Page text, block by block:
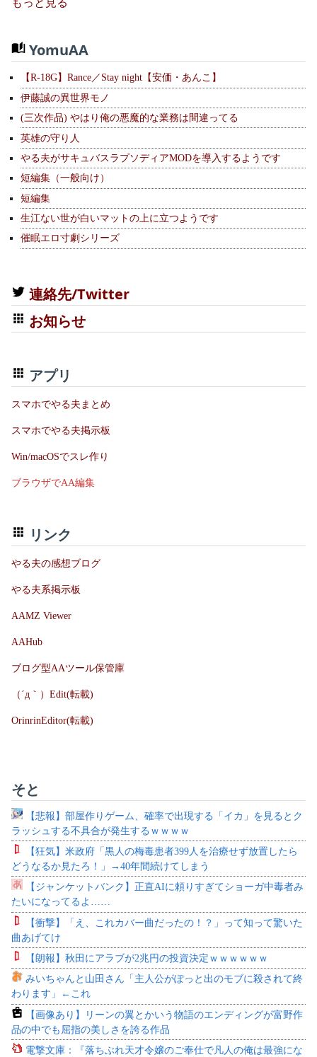
もっと見る
YomuAA
【R-18G】Rance／Stay night【安価・あんこ】
伊藤誠の異世界モノ
(三次作品) やはり俺の悪魔的な業務は間違ってる
英雄の守り人
やる夫がサキュバスラプソディアMODを導入するようです
短編集（一般向け）
短編集
生江ない世が白いマットの上に立つようです
催眠エロ寸劇シリーズ
連絡先/Twitter
お知らせ
アプリ
スマホでやる夫まとめ
スマホでやる夫掲示板
Win/macOSでスレ作り
ブラウザでAA編集
リンク
やる夫の感想ブログ
やる夫系掲示板
AAMZ Viewer
AAHub
ブログ型AAツール保管庫
（´д｀）Edit(転載)
OrinrinEditor(転載)
そと
【悲報】部屋作りゲーム、確率で出現する「イカ」を見るとク
ラッシュする不具合が発生するｗｗｗｗ
【狂気】米政府「黒人の梅毒患者399人を治療せず放置したら
どうなるか見たろ！」→40年間続けてしまう
【ジャンケットバンク】正直AIに頼りすぎてショーガ中毒者み
たいになってるよ……
【衝撃】「え、これカバー曲だったの！？」って知って驚いた
曲あげてけ
【朗報】秋田にアラブが2兆円の投資決定ｗｗｗｗｗｗ
みいちゃんと山田さん「主人公がぽっと出のモブに殺されて終
わります」←これ
【画像あり】リーンの翼とかいう物語のエンディングが富野作
品の中でも屈指の美しさを誇る作品
電撃文庫：『落ちぶれ天才令嬢のご奉仕で凡人の俺は最強にな